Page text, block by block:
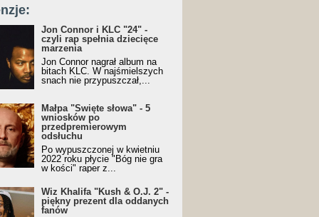
Jon Connor i KLC "24" -
czyli rap spełnia dziecięce
marzenia
Jon Connor nagrał album na
bitach KLC. W najśmielszych
snach nie przypuszczał,...
Małpa "Święte słowa" - 5
wniosków po
przedpremierowym
odsłuchu
Po wypuszczonej w kwietniu
2022 roku płycie "Bóg nie gra
w kości" raper z...
Wiz Khalifa "Kush & O.J. 2" -
piękny prezent dla oddanych
fanów